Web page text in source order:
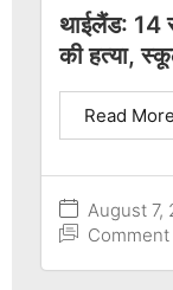
थाईलैंड: 14
की हत्या,
August 7,
Comment
Read More